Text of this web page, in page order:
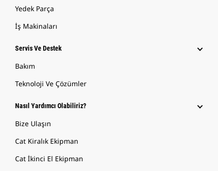
Yedek Parça
İş Makinaları
Servis Ve Destek
Bakım
Teknoloji Ve Çözümler
Nasıl Yardımcı Olabiliriz?
Bize Ulaşın
Cat Kiralık Ekipman
Cat İkinci El Ekipman